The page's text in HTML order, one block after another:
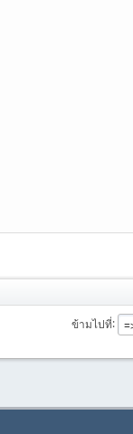
ข้ามไปที่